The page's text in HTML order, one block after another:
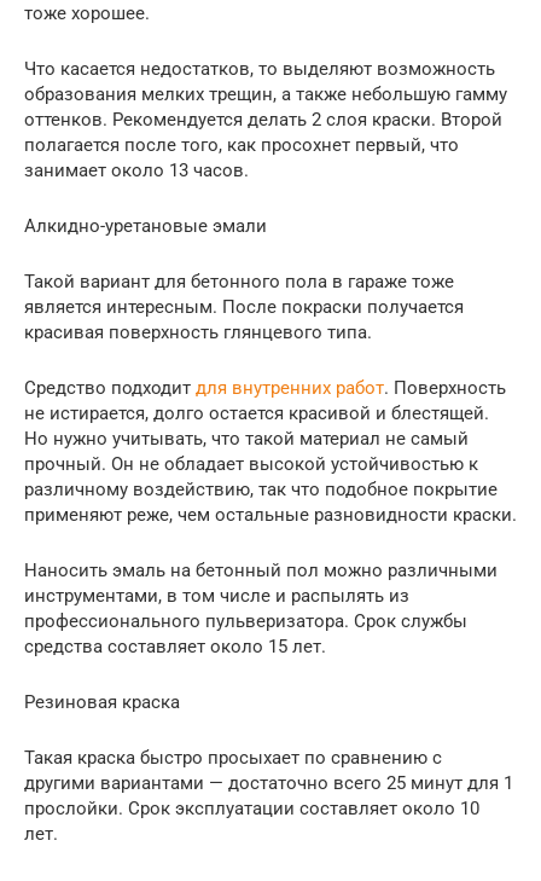
тоже хорошее.
Что касается недостатков, то выделяют возможность
образования мелких трещин, а также небольшую гамму
оттенков. Рекомендуется делать 2 слоя краски. Второй
полагается после того, как просохнет первый, что
занимает около 13 часов.
Алкидно-уретановые эмали
Такой вариант для бетонного пола в гараже тоже
является интересным. После покраски получается
красивая поверхность глянцевого типа.
Средство подходит для внутренних работ. Поверхность
не истирается, долго остается красивой и блестящей.
Но нужно учитывать, что такой материал не самый
прочный. Он не обладает высокой устойчивостью к
различному воздействию, так что подобное покрытие
применяют реже, чем остальные разновидности краски.
Наносить эмаль на бетонный пол можно различными
инструментами, в том числе и распылять из
профессионального пульверизатора. Срок службы
средства составляет около 15 лет.
Резиновая краска
Такая краска быстро просыхает по сравнению с
другими вариантами — достаточно всего 25 минут для 1
прослойки. Срок эксплуатации составляет около 10
лет.